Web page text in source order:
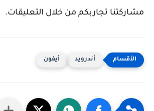
مشاركتنا تجاربكم من خلال التعليقات.
أندرويد أيفون